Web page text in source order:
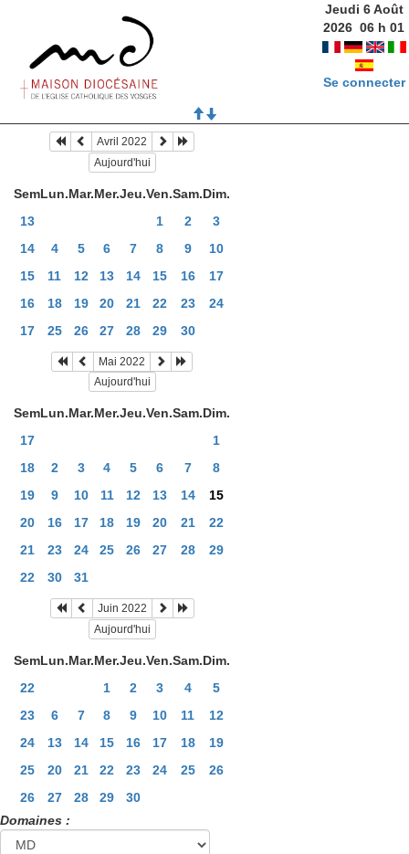
Jeudi 6 Août
2026 06 h01
Se connecter
Avril 2022
Aujourd'hui
SemLun.Mar.Mer.Jeu.Ven.Sam.Dim.
13
1 2
3
14
4 5 6 7 8 9
10
15
11 12 13 14 15 16
17
16
18 19 20 21 22 23
24
17
25 26 27 28 29 30
Mai 2022
Aujourd'hui
SemLun.Mar.Mer.Jeu.Ven.Sam.Dim.
17
1
18
2 3 4 5 6 7
8
19
9 10 11 12 13 14
15
20
16 17 18 19 20 21
22
21
23 24 25 26 27 28
29
22
30 31
Juin 2022
Aujourd'hui
SemLun.Mar.Mer.Jeu.Ven.Sam.Dim.
22
1 2 3 4
5
23
6 7 8 9 10 11
12
24
13 14 15 16 17 18
19
25
20 21 22 23 24 25
26
26
27 28 29
30
Domaines :